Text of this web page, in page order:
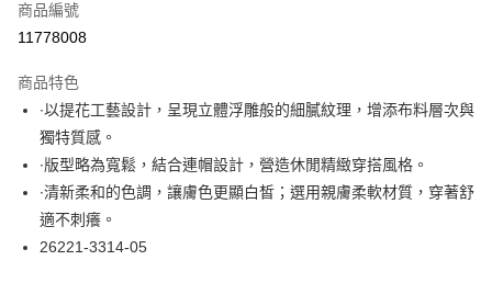
超商取貨付款
Apple Pay
悠遊付
大哥付你分期
相關說明
1.本服務由台灣大哥大提供，台灣大哥大用戶可立即使用無須另外申請。
ATM付款
商品編號
11778008
商品特色
∙以提花工藝設計，呈現立體浮雕般的細膩紋理，增添布料層次與
獨特質感。
∙版型略為寬鬆，結合連帽設計，營造休閒精緻穿搭風格。
∙清新柔和的色調，讓膚色更顯白皙；選用親膚柔軟材質，穿著舒
適不刺癢。
26221-3314-05